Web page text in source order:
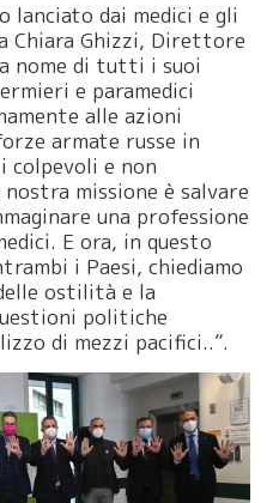
lanciato dai medici e gli
Chiara Ghizzi, Direttore
nome di tutti i suoi
e paramedici
alle azioni
armate russe in
colpevoli e non
missione è salvare
una professione
E ora, in questo
i Paesi, chiediamo
ostilità e la
politiche
di mezzi pacifici..”.